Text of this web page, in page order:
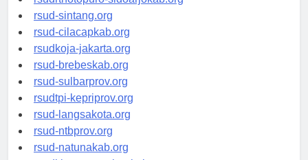
rsudrtnotopuro-sidoarjokab.org
rsud-sintang.org
rsud-cilacapkab.org
rsudkoja-jakarta.org
rsud-brebeskab.org
rsud-sulbarprov.org
rsudtpi-kepriprov.org
rsud-langsakota.org
rsud-ntbprov.org